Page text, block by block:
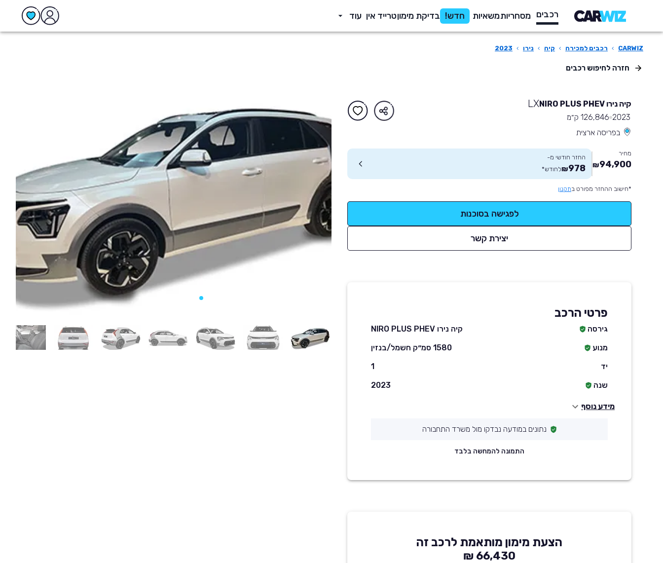
רכבים מסחריותמשאיות חדש! בדיקת מימוןטרייד אין עוד
CARWIZ
› רכבים למכירה › קיה › נירו ›
2023
חזרה לחיפוש רכבים
קיה נירו NIRO PLUS PHEV LX
2023 126,846 ק״מ
בפריסה ארצית
מחיר
94,900
₪
החזר חודשי מ-
978
₪לחודש*
*חישוב ההחזר מפורט בתקנון
לפגישה בסוכנות
יצירת קשר
פרטי הרכב
גירסה
קיה נירו NIRO PLUS PHEV
מנוע
1580 סמ״ק חשמל/בנזין
יד
1
שנה
2023
מידע נוסף
נתונים במודעה נבדקו מול משרד התחבורה
התמונה להמחשה בלבד
הצעת מימון מותאמת לרכב זה
66,430 ₪